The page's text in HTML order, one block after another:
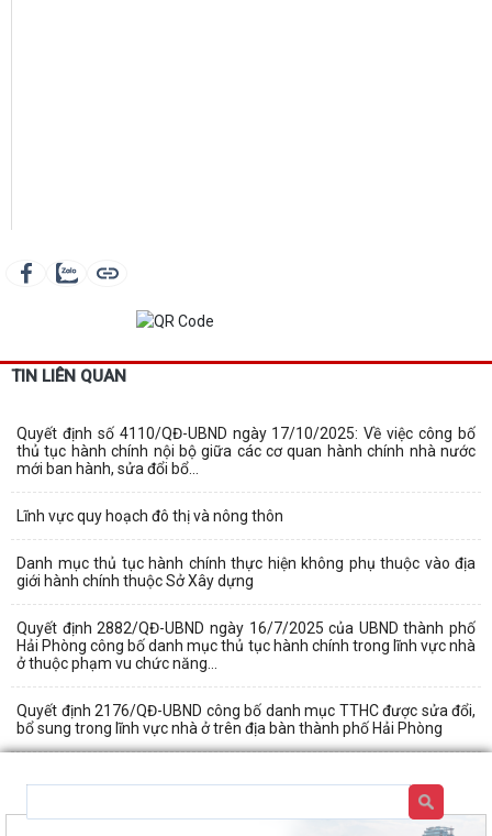
TIN LIÊN QUAN
Quyết định số 4110/QĐ-UBND ngày 17/10/2025: Về việc công bố
thủ tục hành chính nội bộ giữa các cơ quan hành chính nhà nước
mới ban hành, sửa đổi bổ...
Lĩnh vực quy hoạch đô thị và nông thôn
Danh mục thủ tục hành chính thực hiện không phụ thuộc vào địa
giới hành chính thuộc Sở Xây dựng
Quyết định 2882/QĐ-UBND ngày 16/7/2025 của UBND thành phố
Hải Phòng công bố danh mục thủ tục hành chính trong lĩnh vực nhà
ở thuộc phạm vu chức năng...
Quyết định 2176/QĐ-UBND công bố danh mục TTHC được sửa đổi,
bổ sung trong lĩnh vực nhà ở trên địa bàn thành phố Hải Phòng